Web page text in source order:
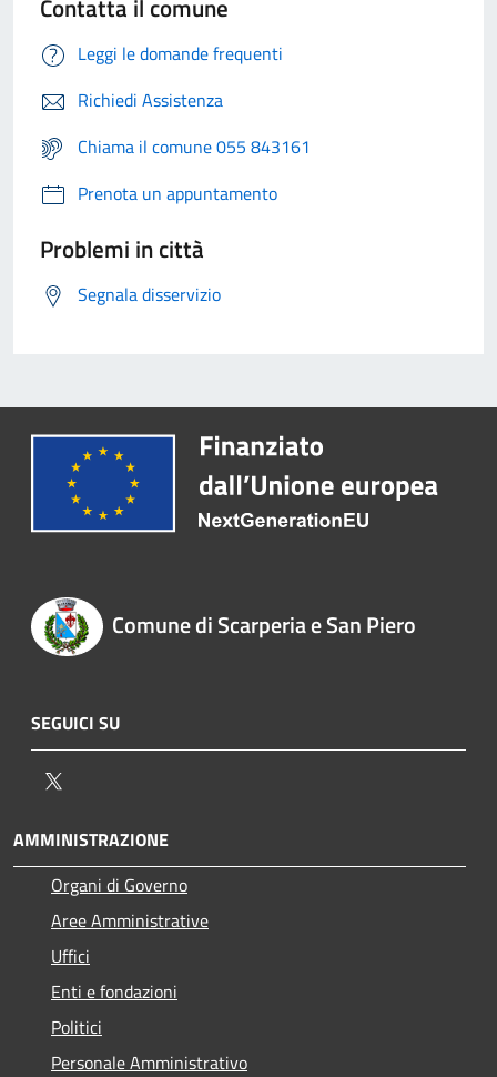
Contatta il comune
Leggi le domande frequenti
Richiedi Assistenza
Chiama il comune 055 843161
Prenota un appuntamento
Problemi in città
Segnala disservizio
Comune di Scarperia e San Piero
SEGUICI SU
AMMINISTRAZIONE
Organi di Governo
Aree Amministrative
Uffici
Enti e fondazioni
Politici
Personale Amministrativo